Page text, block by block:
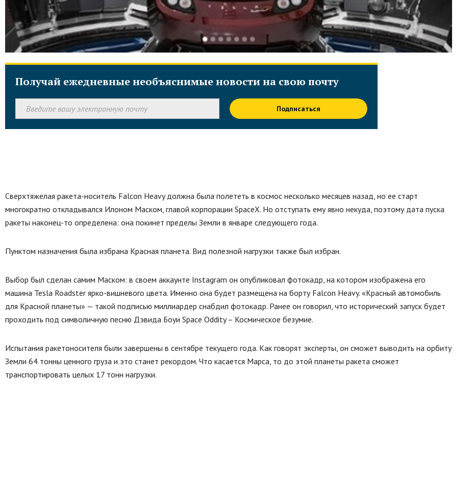
Получай ежедневные необъяснимые новости на свою почту
Подписаться
Сверхтяжелая ракета-носитель Falcon Heavy должна была полететь в космос несколько месяцев назад, но ее старт
многократно откладывался Илоном Маском, главой корпорации SpaceX. Но отступать ему явно некуда, поэтому дата пуска
ракеты наконец-то определена: она покинет пределы Земли в январе следующего года.
Пунктом назначения была избрана Красная планета. Вид полезной нагрузки также был избран.
Выбор был сделан самим Маском: в своем аккаунте Instagram он опубликовал фотокадр, на котором изображена его
машина Tesla Roadster ярко-вишневого цвета. Именно она будет размещена на борту Falcon Heavy. «Красный автомобиль
для Красной планеты» — такой подписью миллиардер снабдил фотокадр. Ранее он говорил, что исторический запуск будет
проходить под символичную песню Дэвида Боуи Space Oddity – Космическое безумие.
Испытания ракетоносителя были завершены в сентябре текущего года. Как говорят эксперты, он сможет выводить на орбиту
Земли 64 тонны ценного груза и это станет рекордом. Что касается Марса, то до этой планеты ракета сможет
транспортировать целых 17 тонн нагрузки.